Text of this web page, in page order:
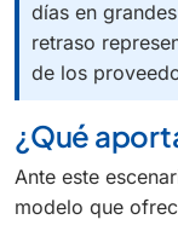
días en
retraso
de los
¿Qué
Ante este
modelo que